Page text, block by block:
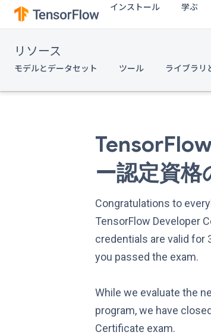
インストール 学ぶ
リソース
モデルとデータセット ツール ライブラリ
ー認定資格
Congratulations to
TensorFlow Developer
credentials are valid for
you passed the exam.
While we evaluate the
program, we have
Certificate exam.